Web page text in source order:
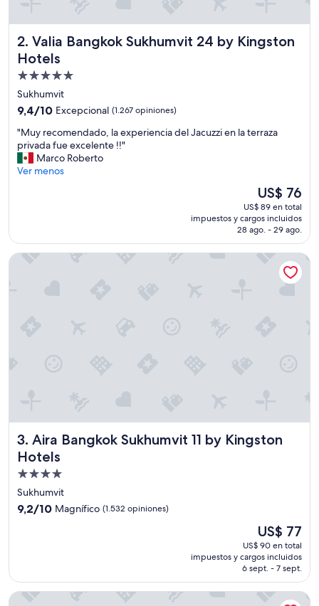
2. Valia Bangkok Sukhumvit 24 by Kingston
Hotels
Valia Bangkok Sukhumvit 24 by Kingston Hotels
Propiedad
de
5.0
Sukhumvit
9.4
10,
Excepcional,
(1.267
opiniones)
9,4/10 Excepcional (1.267 opiniones)
"
M
u
y
e
i
e
n
c
i
a
d
e
u
z
"Muy recomendado, la experiencia del Jacuzzi en la terraza
privada fue excelente !!"
Marco Roberto
Ver menos
El
precio
actual
es
de
US$ 76
US$ 76
US$ 89 en total
impuestos y cargos incluidos
28 ago. - 29 ago.
3. Aira Bangkok Sukhumvit 11 by Kingston
Hotels
Aira Bangkok Sukhumvit 11 by Kingston Hotels
Propiedad
de
4.0
estrellas
Sukhumvit
9.2
9,2/10 Magnífico (1.532 opiniones)
El
precio
actual
es
de
US$ 77
US$ 77
US$ 90 en total
impuestos y cargos incluidos
6 sept. - 7 sept.
Aira Bangkok Sukhumvit 11 by Kingston Hotels
Grande Centre Point Sukhumvit 55